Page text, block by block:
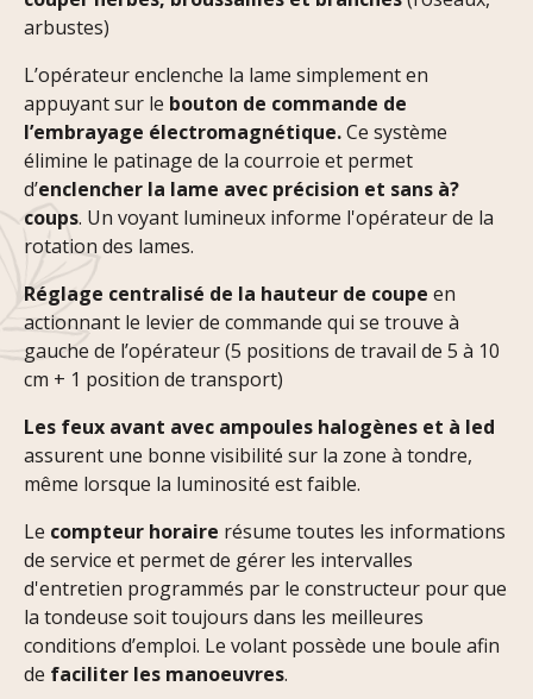
arbustes)
L’opérateur enclenche la lame simplement en
appuyant sur le bouton de commande de
l’embrayage électromagnétique.Ce système
élimine le patinage de la courroie et permet
d’enclencher la lame avec précision et sans à?
coups. Un voyant lumineux informe l'opérateur de la
rotation des lames.
Réglage centralisé de la hauteur de coupe en
actionnant le levier de commande qui se trouve à
gauche de l’opérateur (5 positions de travail de 5 à 10
cm + 1 position de transport)
Les feux avant avec ampoules halogènes et à led
assurent une bonne visibilité sur la zone à tondre,
même lorsque la luminosité est faible.
Le compteur horaire résume toutes les informations
de service et permet de gérer les intervalles
d'entretien programmés par le constructeur pour que
la tondeuse soit toujours dans les meilleures
conditions d’emploi. Le volant possède une boule afin
de faciliter les manoeuvres.